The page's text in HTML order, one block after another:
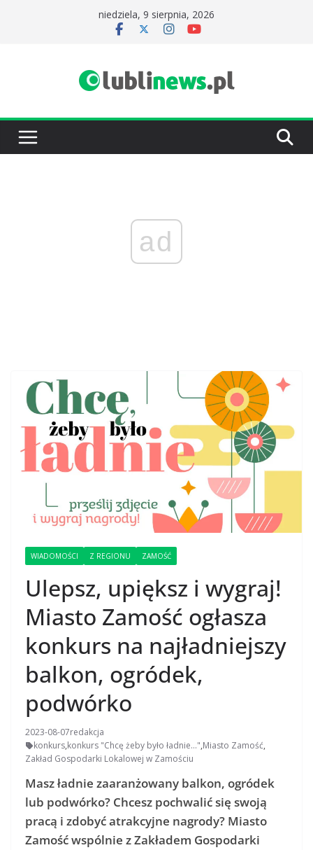
niedziela, 9 sierpnia, 2026
ad
WIADOMOŚCI Z REGIONU ZAMOŚĆ
Ulepsz, upiększ i wygraj!
Miasto Zamość ogłasza
konkurs na najładniejszy
balkon, ogródek,
podwórko
2023-08-07redakcja
konkurs,konkurs "Chcę żeby było ładnie...",Miasto Zamość,
Zakład Gospodarki Lokalowej w Zamościu
Masz ładnie zaaranżowany balkon, ogródek
lub podwórko? Chcesz pochwalić się swoją
pracą i zdobyć atrakcyjne nagrody? Miasto
Zamość wspólnie z Zakładem Gospodarki